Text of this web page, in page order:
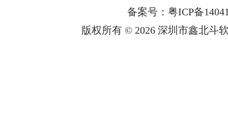
备案号：粤ICP备
版权所有 © 2026 深圳市鑫北斗